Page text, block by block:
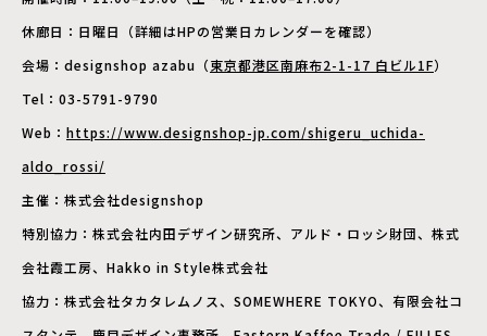
休廊日：日曜日（詳細はHPの営業日カレンダーを確認）
会場：designshop azabu（東京都港区南麻布2-1-17 白ビル1F）
Tel：03-5791-9790
Web： https://www.designshop-jp.com/shigeru_uchida-
aldo_rossi/
主催：株式会社designshop
特別協力：株式会社内田デザイン研究所、アルド・ロッシ財団、株式
会社霞工房、Hakko in Style株式会社
協力：株式会社タカタレムノス、SOMEWHERE TOKYO、有限会社コ